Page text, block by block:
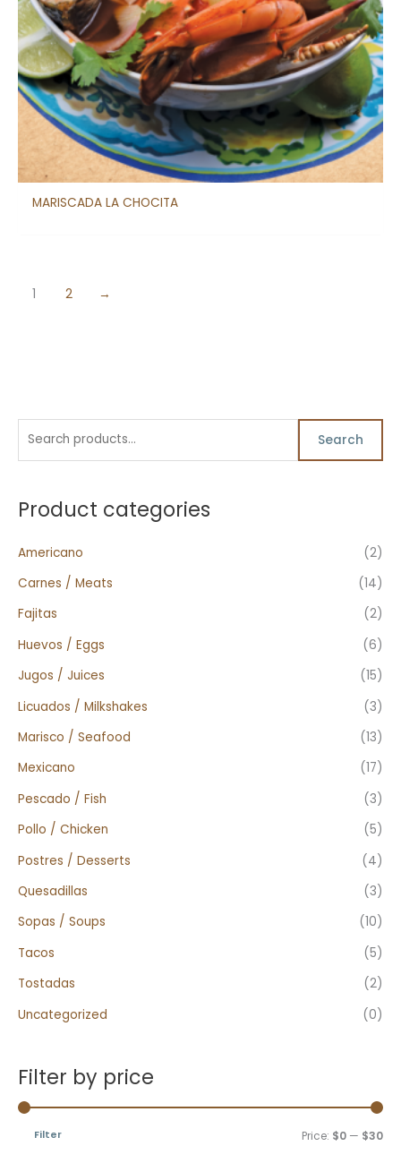
r
h
f
:
Search
Product categories
Americano
(2)
Carnes / Meats
(14)
Fajitas
(2)
Huevos / Eggs
(6)
Jugos / Juices
(15)
Licuados / Milkshakes
(3)
Marisco / Seafood
(13)
Mexicano
(17)
Pescado / Fish
(3)
Pollo / Chicken
(5)
Postres / Desserts
(4)
Quesadillas
(3)
Sopas / Soups
(10)
Tacos
(5)
Tostadas
(2)
Uncategorized
(0)
Filter by price
Filter Price: $0 — $30
MARISCADA LA CHOCITA
1 2 →